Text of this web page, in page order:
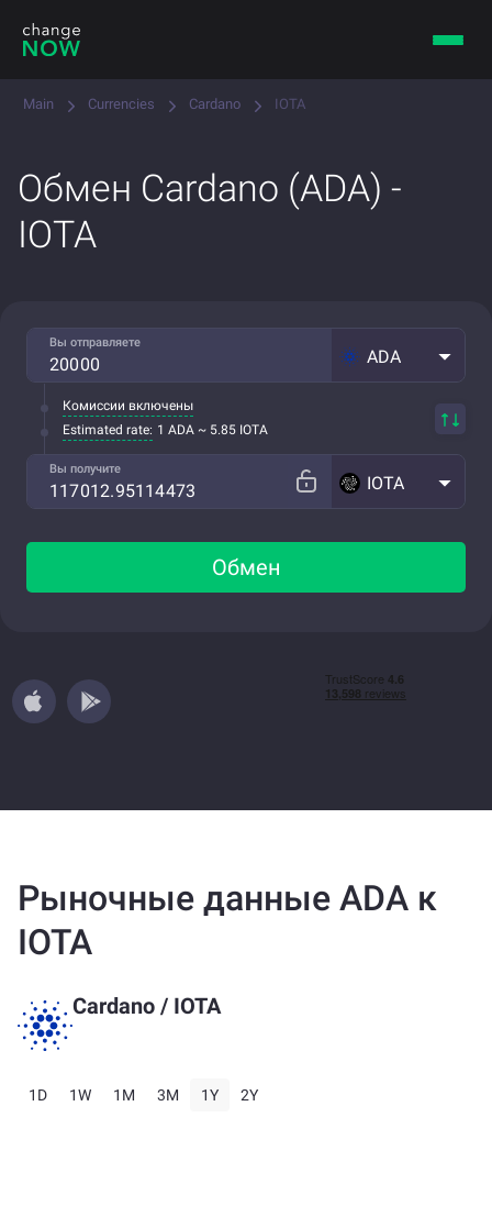
Main Currencies Cardano IOTA
Обмен Cardano (ADA) -
IOTA
Вы отправляете
ADA
Комиссии включены
Estimated rate: 1 ADA ~ 5.85 IOTA
Вы получите
IOTA
Обмен
Рыночные данные ADA к
IOTA
Cardano / IOTA
1D 1W 1M 3M 1Y 2Y